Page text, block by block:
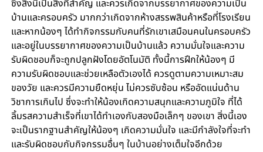
ซึ่งสิ่งนี้เป็นสิ่งที่สำคัญ และควรเกิดจากบรรยากาศของความเป็น
บ้านและครอบครัว มากกว่าเกิดจากห้างสรรพสินค้าหรือที่โรงเรียน
และหากน้องๆ ได้ทำกิจกรรมกับคนที่รักเขาเสมือนคนในครอบครัว
และอยู่ในบรรยากาศของความเป็นบ้านแล้ว ความมั่นใจและความ
รับผิดชอบก็จะถูกปลูกฝังโดยอัตโนมัติ ทั้งนี้การฝึกให้น้องๆ มี
ความรับผิดชอบและช่วยเหลือตัวเองได้ ควรดูตามความเหมาะสม
ของวัย และควรมีความยืดหยุ่น ไม่ควรซับซ้อน หรืออัดแน่นด้าน
วิชาการเกินไป ซึ่งจะทำให้น้องเกิดความสนุกและความภูมิใจ ที่ได้
ลิ้มรสความสำเร็จที่เขาได้ทำเองกับสองมือเล็กๆ ของเขา สิ่งนี้เอง
จะเป็นรากฐานสำคัญให้น้องๆ เกิดความมั่นใจ และมีกำลังใจที่จะทำ
และรับผิดชอบกับกิจกรรมอื่นๆ ในบ้านอย่างเต็มใจอีกด้วย